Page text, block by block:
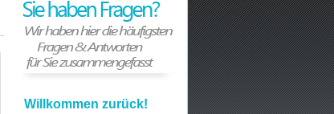
Willkommen zurück!